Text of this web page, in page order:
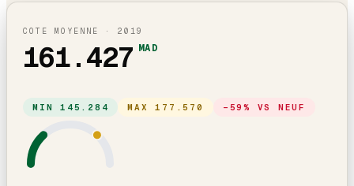
COTE MOYENNE · 2019
161.427 MAD
MIN145.284 MAX177.570 − 59% VS NEUF